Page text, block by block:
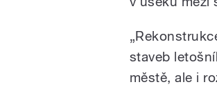
staveb
městě, ale i